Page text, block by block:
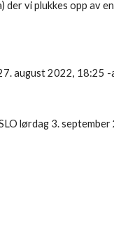
der vi plukkes opp av
august 2022, 18:25 -
lørdag 3.